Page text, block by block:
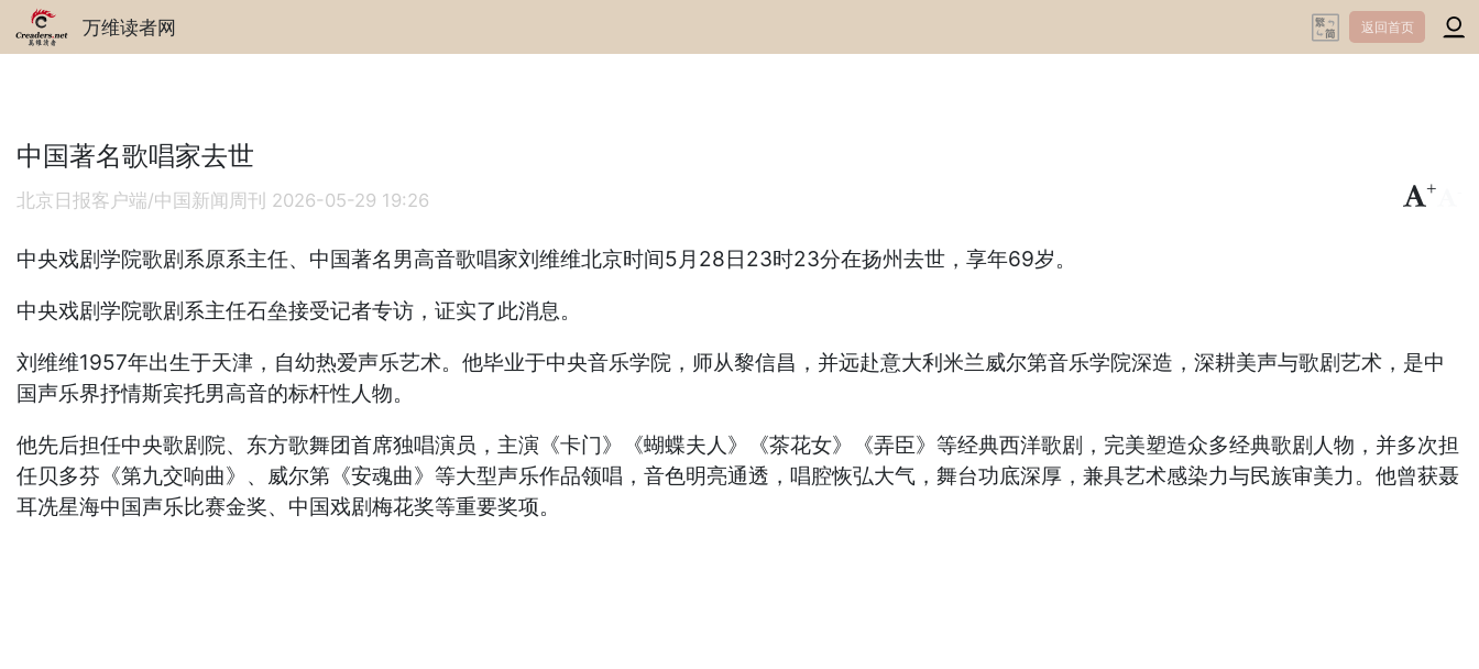
万维读者网 返回首页
中国著名歌唱家去世
北京日报客户端/中国新闻周刊 2026-05-29 19:26
+
中央戏剧学院歌剧系原系主任、中国著名男高音歌唱家刘维维北京时间5月28日23时23分在扬州去世，享年69岁。
中央戏剧学院歌剧系主任石垒接受记者专访，证实了此消息。
刘维维1957年出生于天津，自幼热爱声乐艺术。他毕业于中央音乐学院，师从黎信昌，并远赴意大利米兰威尔第音乐学院深造，深耕美声与歌剧艺术，是中
国声乐界抒情斯宾托男高音的标杆性人物。
他先后担任中央歌剧院、东方歌舞团首席独唱演员，主演《卡门》《蝴蝶夫人》《茶花女》《弄臣》等经典西洋歌剧，完美塑造众多经典歌剧人物，并多次担
任贝多芬《第九交响曲》、威尔第《安魂曲》等大型声乐作品领唱，音色明亮通透，唱腔恢弘大气，舞台功底深厚，兼具艺术感染力与民族审美力。他曾获聂
耳冼星海中国声乐比赛金奖、中国戏剧梅花奖等重要奖项。